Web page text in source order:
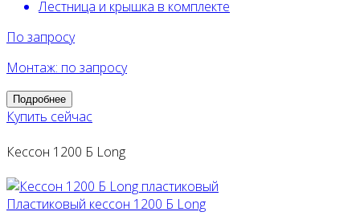
Лестница и крышка в комплекте
По запросу
Монтаж: по запросу
Подробнее
Купить сейчас
Кессон 1200 Б Long
Пластиковый кессон 1200 Б Long